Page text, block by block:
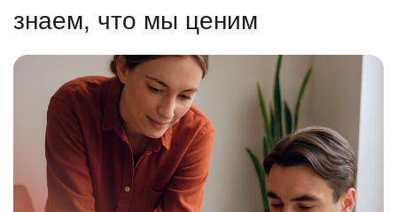
знаем, что мы ценим